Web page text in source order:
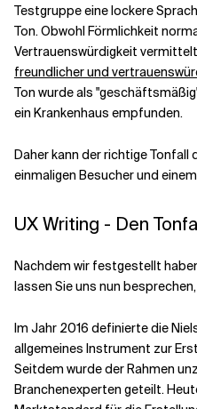
Testgruppe eine lockere
Ton. Obwohl Förmlichkeit
Vertrauenswürdigkeit
freundlicher und
Ton wurde als
ein Krankenhaus empfunden.
Daher kann der richtige Tonfall
einmaligen Besucher und
UX Writing - Den
Nachdem wir festgestellt
lassen Sie uns nun
Im Jahr 2016 definierte die
allgemeines Instrument zur
Seitdem wurde der Rahmen
Branchenexperten geteilt.